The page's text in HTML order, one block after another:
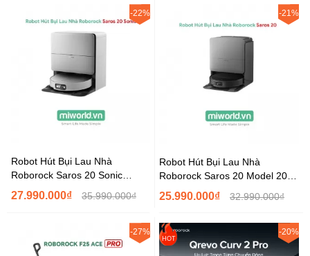
-22%
Robot Hút Bụi Lau Nhà
Roborock Saros 20 Sonic
Model 2026 – Bản Quốc Tế...
27.990.000₫ 35.990.000₫
-21%
Robot Hút Bụi Lau Nhà
Roborock Saros 20 Model 2026
– Bản Quốc Tế
25.990.000₫ 32.990.000₫
-27%
HOT
-20%